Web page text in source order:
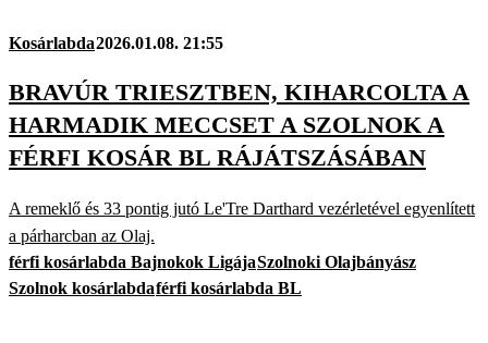
Kosárlabda2026.01.08. 21:55
BRAVÚR TRIESZTBEN, KIHARCOLTA A
HARMADIK MECCSET A SZOLNOK A
FÉRFI KOSÁR BL RÁJÁTSZÁSÁBAN
A remeklő és 33 pontig jutó Le'Tre Darthard vezérletével egyenlített
a párharcban az Olaj.
férfi kosárlabda Bajnokok LigájaSzolnoki Olajbányász
Szolnok kosárlabdaférfi kosárlabda BL